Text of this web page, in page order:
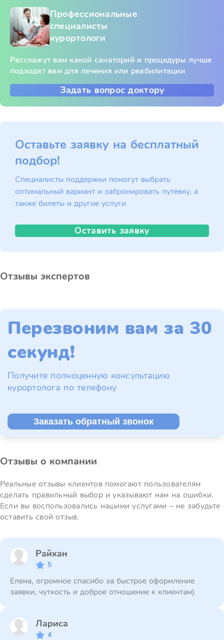
Профессиональные
специалисты
курортологи
Расскажут вам какой санаторий и процедуры лучше
подходят вам для лечения или реабилитации
Задать вопрос доктору
Оставьте заявку на бесплатный
подбор!
Специалисты поддержки помогут выбрать
оптимальный вариант и забронировать путёвку, а
также билеты и другие услуги
Оставить заявку
Отзывы экспертов
Перезвоним вам за 30
секунд!
Получите полноценную консультацию
курортолога по телефону
Заказать обратный звонок
Отзывы о компании
Реальные отзывы клиентов помогают пользователям
сделать правильный выбор и указывают нам на ошибки.
Если вы воспользовались нашими услугами – не забудьте
оставить свой отзыв.
Райхан
5
Елена, огромное спасибо за быстрое оформление
заявки, чуткость и доброе отношение к клиентам)
Лариса
4